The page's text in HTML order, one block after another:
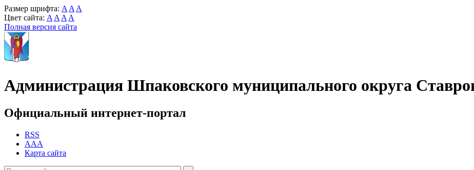
Размер шрифта: A A A
Цвет сайта: A A A A
Полная версия сайта
Администрация Шпаковского муниципального округа
Официальный интернет-портал
RSS
AAA
Карта сайта